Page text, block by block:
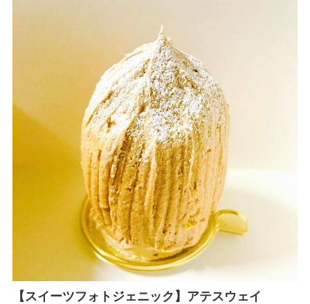
【スイーツフォトジェニック】アテスウェイ